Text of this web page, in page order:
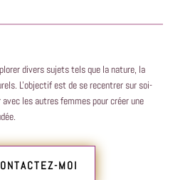
divers sujets tels que la nature, la
L'objectif est de se recentrer sur soi-
les autres femmes pour créer une
MOI